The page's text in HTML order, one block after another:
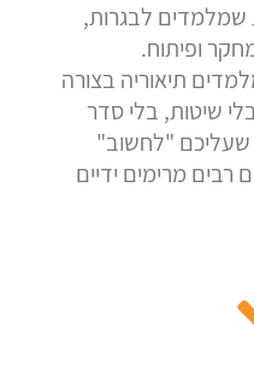
שמלמדים לבגרות,
ופיתוח.
תיאוריה בצורה
שיטות, בלי סדר
שעליכם "לחשוב"
מרימים ידיים